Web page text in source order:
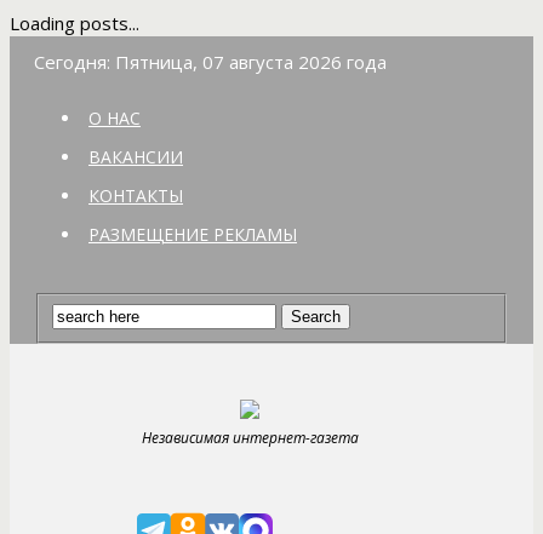
Loading posts...
Сегодня: Пятница, 07 августа 2026 года
О НАС
ВАКАНСИИ
КОНТАКТЫ
РАЗМЕЩЕНИЕ РЕКЛАМЫ
Независимая интернет-газета